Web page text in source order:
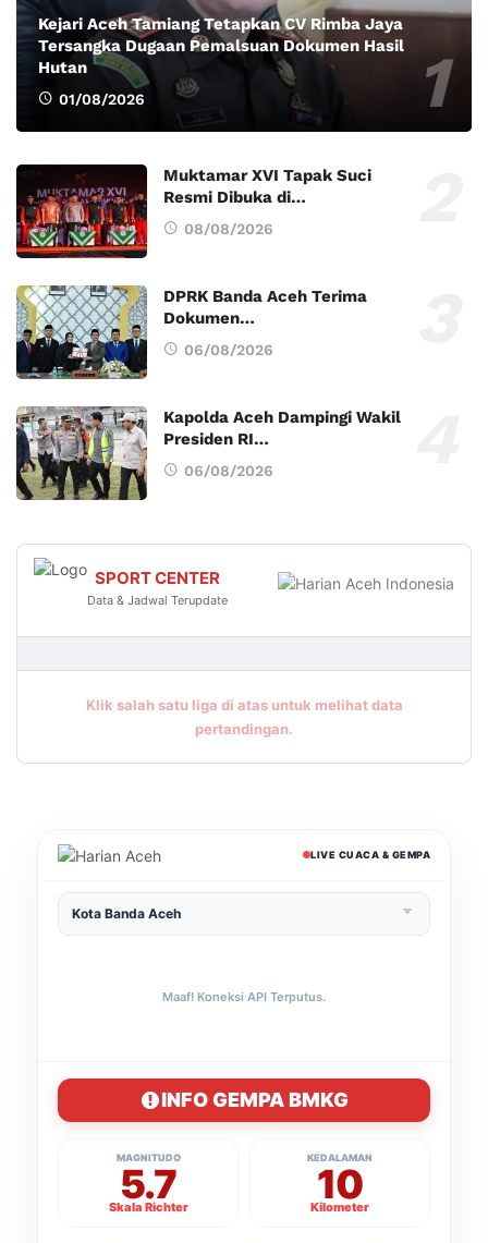
Kejari Aceh Tamiang Tetapkan CV Rimba Jaya
Tersangka Dugaan Pemalsuan Dokumen Hasil
Hutan
01/08/2026
Muktamar XVI Tapak Suci
Resmi Dibuka di…
08/08/2026
DPRK Banda Aceh Terima
Dokumen…
06/08/2026
Kapolda Aceh Dampingi Wakil
Presiden RI…
06/08/2026
SPORT CENTER
Data & Jadwal Terupdate
Klik salah satu liga di atas untuk melihat data
pertandingan.
LIVE CUACA & GEMPA
Maaf! Koneksi API Terputus.
INFO GEMPA BMKG
MAGNITUDO
5.7
Skala Richter
KEDALAMAN
10
Kilometer